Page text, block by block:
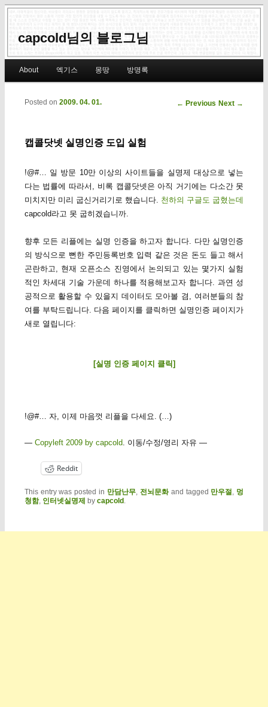
capcold님의 블로그님
Skip to primary content
Skip to secondary content
About 엑기스 몽땅 방명록
Post navigation
← Previous Next →
캡콜닷넷 실명인증 도입 실험
Posted on 2009. 04. 01.
!@#… 일 방문 10만 이상의 사이트들을 실명제 대상으로 넣는
다는 법률에 따라서, 비록 캡콜닷넷은 아직 거기에는 다소간 못
미치지만 미리 굽신거리기로 했습니다. 천하의 구글도 굽혔는데
capcold라고 못 굽히겠습니까.
향후 모든 리플에는 실명 인증을 하고자 합니다. 다만 실명인증
의 방식으로 뻔한 주민등록번호 입력 같은 것은 돈도 들고 해서
곤란하고, 현재 오픈소스 진영에서 논의되고 있는 몇가지 실험
적인 차세대 기술 가운데 하나를 적용해보고자 합니다. 과연 성
공적으로 활용할 수 있을지 데이터도 모아볼 겸, 여러분들의 참
여를 부탁드립니다. 다음 페이지를 클릭하면 실명인증 페이지가
새로 열립니다:
[실명 인증 페이지 클릭]
!@#… 자, 이제 마음껏 리플을 다세요. (…)
— Copyleft 2009 by capcold. 이동/수정/영리 자유 —
Reddit
This entry was posted in 만담난무, 전뇌문화and tagged 만우절, 멍
청함, 인터넷실명제 by capcold .